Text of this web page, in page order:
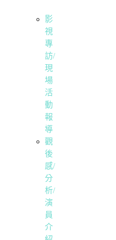
影
視
專
訪/
現
場
活
動
報
導
觀
後
感/
分
析/
演
員
介